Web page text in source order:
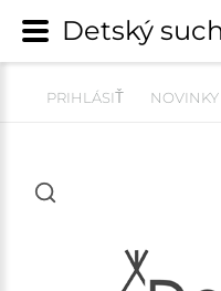
PRIHLÁSIŤ NOVINKY